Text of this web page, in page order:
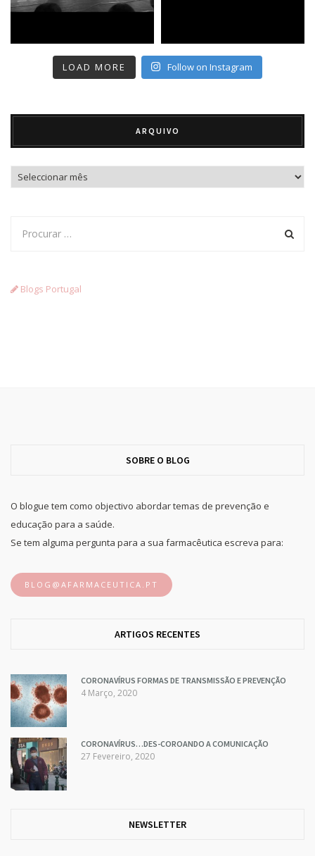
LOAD MORE Follow on Instagram
ARQUIVO
Arquivo
Blogs Portugal
SOBRE O BLOG
O blogue tem como objectivo abordar temas de prevenção e
educação para a saúde.
Se tem alguma pergunta para a sua farmacêutica escreva para:
BLOG@AFARMACEUTICA.PT
ARTIGOS RECENTES
CORONAVÍRUS FORMAS DE TRANSMISSÃO E PREVENÇÃO
4 Março, 2020
CORONAVÍRUS…DES-COROANDO A COMUNICAÇÃO
27 Fevereiro, 2020
NEWSLETTER